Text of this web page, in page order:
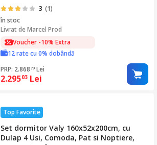
3 (1)
în stoc
Livrat deMarcel Prod
Voucher -10% Extra
12 rate cu 0% dobândă
PRP: 2.868 79 Lei
2.29503 Lei
Top Favorite
Set dormitor Valy 160x52x200cm, cu
Dulap 4 Usi, Comoda, Pat si Noptiere,